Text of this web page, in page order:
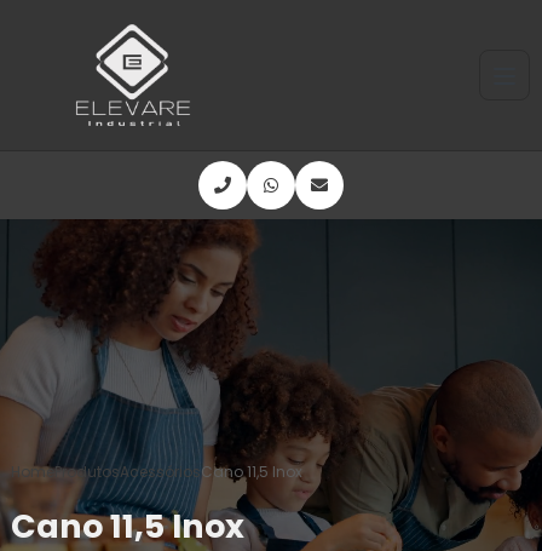
HomeProdutosAcessóriosCano 11,5 Inox
Cano 11,5 Inox